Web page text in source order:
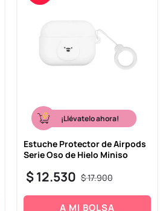
¡Llévatelo ahora!
Estuche Protector de Airpods
Serie Oso de Hielo Miniso
$17.900
$12.530
A MI BOLSA